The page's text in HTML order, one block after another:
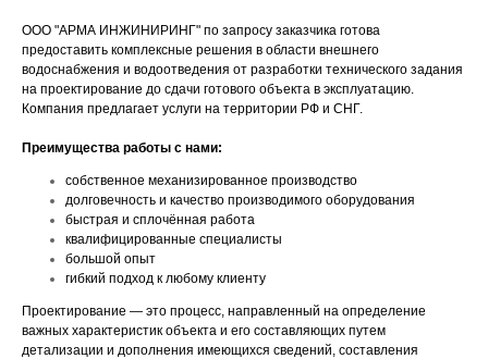
ООО "АРМА ИНЖИНИРИНГ" по запросу заказчика готова
предоставить комплексные решения в области внешнего
водоснабжения и водоотведения от разработки технического задания
на проектирование до сдачи готового объекта в эксплуатацию.
Компания предлагает услуги на территории РФ и СНГ.
Преимущества работы с нами:
собственное механизированное производство
долговечность и качество производимого оборудования
быстрая и сплочённая работа
квалифицированные специалисты
большой опыт
гибкий подход к любому клиенту
Проектирование — это процесс, направленный на определение
важных характеристик объекта и его составляющих путем
детализации и дополнения имеющихся сведений, составления